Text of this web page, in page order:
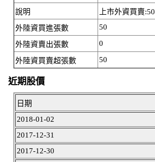
說明
上市外資買賣
外陸資買進張數
50
外陸資賣出張數 0
外陸資買賣超張數 50
近期股價
日期
2018-01-02
2017-12-31
2017-12-30